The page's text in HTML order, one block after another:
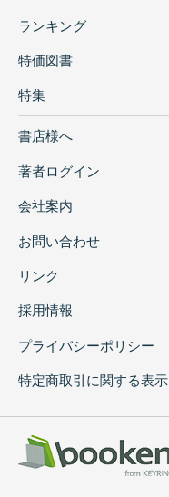
ランキング
特価図書
特集
書店様へ
著者ログイン
会社案内
お問い合わせ
リンク
採用情報
プライバシーポリシー
特定商取引に関する表示